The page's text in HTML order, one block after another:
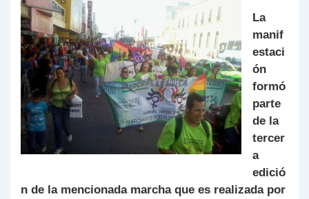
La
manif
estaci
ón
formó
parte
de la
tercer
a
edició
n de la mencionada marcha que es realizada por